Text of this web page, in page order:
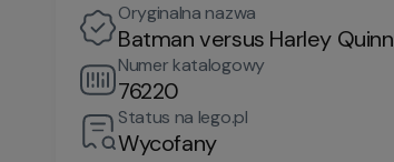
Oryginalna nazwa
Batman versus Harley Quinn
Numer katalogowy
76220
Status na lego.pl
Wycofany